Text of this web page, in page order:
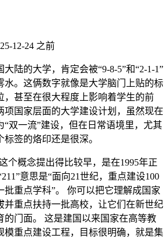
12-24 之前
陆的大学，肯定会被“9-8-5”和“2-1-1”
水。这俩数字就像是大学脑门上贴的标
，甚至在很大程度上影响着学生的前
项国家层面的大学建设计划，虽然现在
“双一流”建设，但在日常语境里，尤其
签的烙印还是很深。
个概念提出得比较早，是在1995年正
意思是“面向21世纪，重点建设100
批重点学科”。 你可以把它理解成国家
并重点扶持一批高校，让它们在新世纪
的门面。 这是建国以来国家在高等教
模重点建设工程，目标很明确，就是集